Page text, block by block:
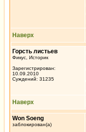
Наверх
Горсть листьев
Фикус, Историк
Зарегистрирован:
10.09.2010
Суждений: 31235
Наверх
Won Soeng
заблокирован(а)